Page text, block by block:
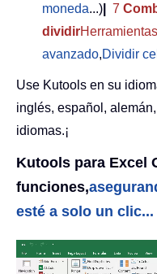
moneda...) 7
dividirHerramientas
avanzado,Dividir
Use Kutools en su
inglés, español,
idiomas.¡
Kutools para Excel
funciones,
esté a solo un clic...